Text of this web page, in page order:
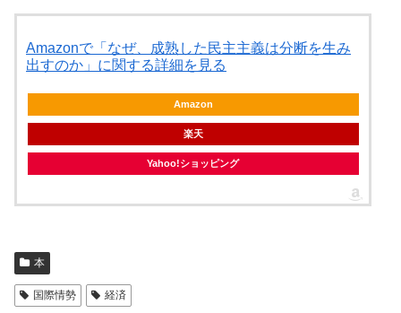
Amazonで「なぜ、成熟した民主主義は分断を生み
出すのか」に関する詳細を見る
Amazon
楽天
Yahoo!ショッピング
本
国際情勢 経済